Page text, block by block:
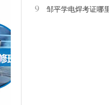
好
9 邹平学电焊考证哪